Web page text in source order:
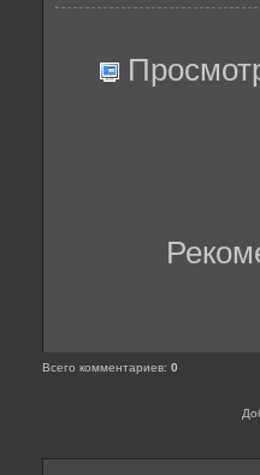
Всего комментариев:0